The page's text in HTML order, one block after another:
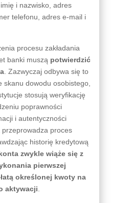
i nazwisko, adres
telefonu, adres e-mail i
procesu zakładania
banki muszą potwierdzić
. Zazwyczaj odbywa się to
skanu dowodu osobistego,
stosują weryfikację
poprawności
i autentyczności
proces
historię kredytową
zwykle wiąże się z
pierwszej
określonej kwoty na
aktywacji